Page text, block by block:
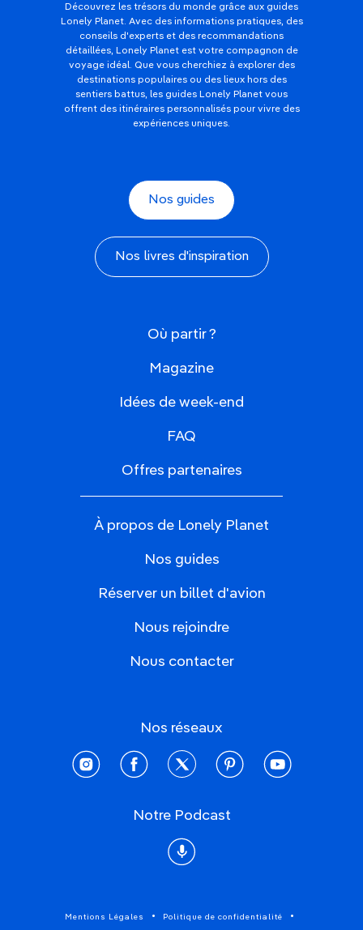
Découvrez les trésors du monde grâce aux guides
Lonely Planet. Avec des informations pratiques, des
conseils d'experts et des recommandations
détaillées, Lonely Planet est votre compagnon de
voyage idéal. Que vous cherchiez à explorer des
destinations populaires ou des lieux hors des
sentiers battus, les guides Lonely Planet vous
offrent des itinéraires personnalisés pour vivre des
expériences uniques.
Nos guides
Nos livres d'inspiration
Où partir ?
Magazine
Idées de week-end
FAQ
Offres partenaires
À propos de Lonely Planet
Nos guides
Réserver un billet d'avion
Nous rejoindre
Nous contacter
Nos réseaux
instagramfacebooktwitter pinterestyoutube
Notre Podcast
Podcast
Mentions Légales Politique de confidentialité